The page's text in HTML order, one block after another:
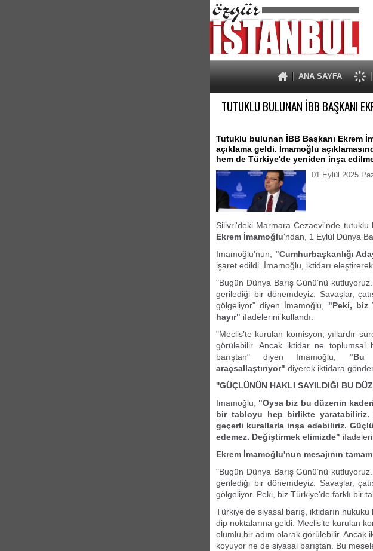
ANA SAYFA
TUTUKLU BULUNAN İBB BAŞKANI
Tutuklu bulunan İBB Başkanı Ekrem
açıklama geldi. İmamoğlu
hem de Türkiye'de yeniden inşa
01 Eylül 2025
Silivri'deki Marmara Cezaevi'nde tutuklu
Ekrem İmamoğlu'ndan, 1 Eylül Dünya
İmamoğlu'nun, "Cumhurbaşkanlığı
işaret edildi. İmamoğlu, iktidarı eleştirerek
"Bugün Dünya Barış Günü’nü
gerilediği bir dönemdeyiz. Savaşlar,
gölgeliyor" diyen İmamoğlu,
"Peki, biz
hayır" ifadelerini kullandı.
"Meclis’te kurulan komisyon, yıllardır
görülebilir. Ancak iktidar ne
barıştan" diyen İmamoğlu,
"Bu
araçsallaştırıyor" diyerek iktidara
''GÜÇLÜNÜN HAKLI SAYILDIĞI BU
İmamoğlu, "Oysa biz bu düzenin
bir tabloyu hep birlikte yaratabiliriz.
geçerli kurallarla inşa edebiliriz.
edemez. Değiştirmek elimizde"
Ekrem İmamoğlu'nun mesajının
"Bugün Dünya Barış Günü’nü
gerilediği bir dönemdeyiz. Savaşlar,
gölgeliyor. Peki, biz Türkiye’de farklı bir
Türkiye’de siyasal barış, iktidarın
dip noktalarına geldi. Meclis’te kurulan
olumlu bir adım olarak görülebilir. Ancak
koyuyor ne de siyasal barıştan. Bu